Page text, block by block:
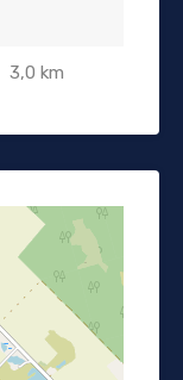
3,0 km